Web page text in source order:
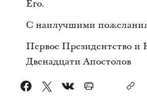
Его.
C наилучшими
Первое Президентство и
Двенадцати Апостолов